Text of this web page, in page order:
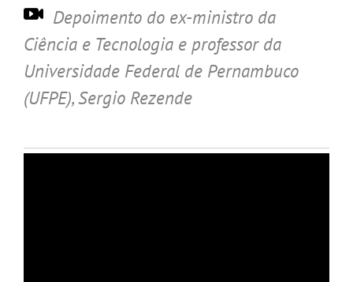
Depoimento do ex-ministro da
Ciência e Tecnologia e professor da
Universidade Federal de Pernambuco
(UFPE), Sergio Rezende